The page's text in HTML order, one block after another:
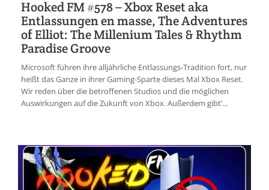
Hooked FM #578 – Xbox Reset aka
Entlassungen en masse, The Adventures
of Elliot: The Millenium Tales & Rhythm
Paradise Groove
Microsoft führen ihre alljährliche Entlassungs-Tradition fort, nur
heißt das Ganze in ihrer Gaming-Sparte dieses Mal Xbox Reset.
Wir reden über die betroffenen Studios und die möglichen
Auswirkungen auf die Zukunft von Xbox. Außerdem gibt’...